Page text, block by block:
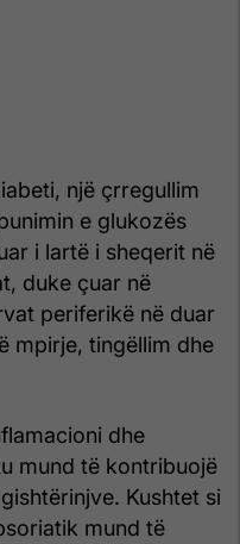
një çrregullim
e glukozës
i lartë i sheqerit në
duke çuar në
periferikë në duar
mpirje, tingëllim dhe
dhe
mund të kontribuojë
Kushtet si
mund të